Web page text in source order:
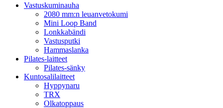
Vastuskuminauha
2080 mm:n leuanvetokumi
Mini Loop Band
Lonkkabändi
Vastusputki
Hammaslanka
Pilates-laitteet
Pilates-sänky
Kuntosalilaitteet
Hyppynaru
TRX
Olkatoppaus